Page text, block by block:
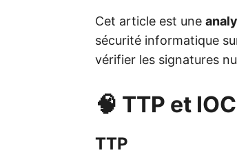
Cet article est une
sécurité informatique
vérifier les signatures
🧠 TTP et
TTP